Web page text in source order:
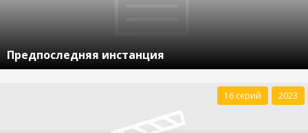
Предпоследняя инстанция
16 серий 2023